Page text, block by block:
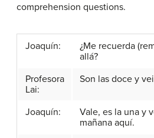
comprehension questions.
Joaquín:
¿Me recuerda
allá?
Profesora
Lai:
Son las doce y
Joaquín:
Vale, es la una y
mañana aquí.